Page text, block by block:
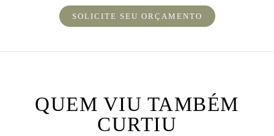
SOLICITE SEU ORÇAMENTO
QUEM VIU TAMBÉM
CURTIU